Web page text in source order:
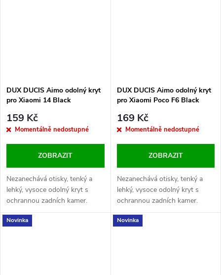
DUX DUCIS Aimo odolný kryt
pro Xiaomi 14 Black
159 Kč
Momentálně nedostupné
ZOBRAZIT
Nezanechává otisky, tenký a
lehký, vysoce odolný kryt s
ochrannou zadních kamer.
DUX DUCIS Aimo odolný kryt
pro Xiaomi Poco F6 Black
169 Kč
Momentálně nedostupné
ZOBRAZIT
Nezanechává otisky, tenký a
lehký, vysoce odolný kryt s
ochrannou zadních kamer.
Novinka Novinka